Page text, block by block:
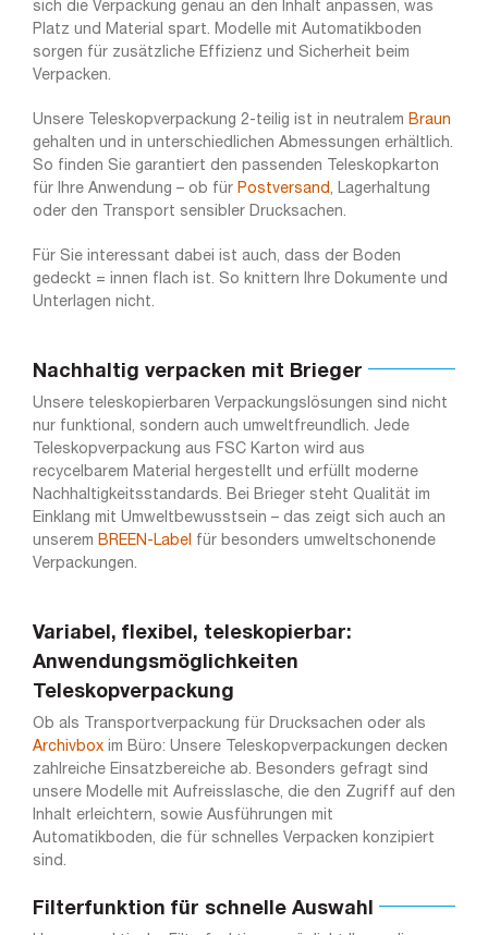
sich die Verpackung genau an den Inhalt anpassen, was
Platz und Material spart. Modelle mit Automatikboden
sorgen für zusätzliche Effizienz und Sicherheit beim
Verpacken.
Unsere Teleskopverpackung 2-teilig ist in neutralem Braun
gehalten und in unterschiedlichen Abmessungen erhältlich.
So finden Sie garantiert den passenden Teleskopkarton
für Ihre Anwendung – ob für Postversand, Lagerhaltung
oder den Transport sensibler Drucksachen.
Für Sie interessant dabei ist auch, dass der Boden
gedeckt = innen flach ist. So knittern Ihre Dokumente und
Unterlagen nicht.
Nachhaltig verpacken mit Brieger
Unsere teleskopierbaren Verpackungslösungen sind nicht
nur funktional, sondern auch umweltfreundlich. Jede
Teleskopverpackung aus FSC Karton wird aus
recycelbarem Material hergestellt und erfüllt moderne
Nachhaltigkeitsstandards. Bei Brieger steht Qualität im
Einklang mit Umweltbewusstsein – das zeigt sich auch an
unserem BREEN-Label
für besonders umweltschonende
Verpackungen.
Variabel, flexibel, teleskopierbar:
Anwendungsmöglichkeiten
Teleskopverpackung
Ob als Transportverpackung für Drucksachen oder als
Archivboxim Büro: Unsere Teleskopverpackungen decken
zahlreiche Einsatzbereiche ab. Besonders gefragt sind
unsere Modelle mit Aufreisslasche, die den Zugriff auf den
Inhalt erleichtern, sowie Ausführungen mit
Automatikboden, die für schnelles Verpacken konzipiert
sind.
Filterfunktion für schnelle Auswahl